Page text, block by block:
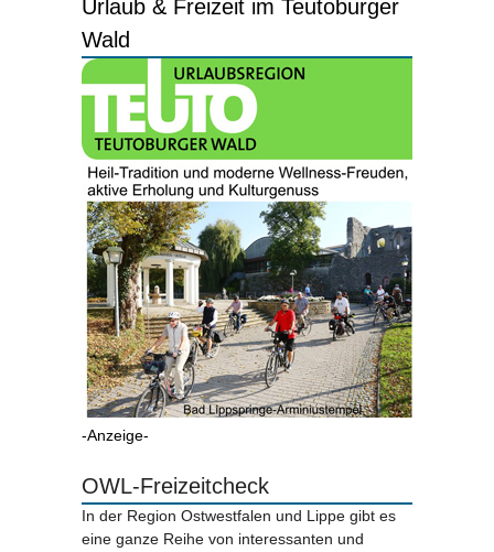
Urlaub & Freizeit im Teutoburger
Wald
-Anzeige-
OWL-Freizeitcheck
In der Region Ostwestfalen und Lippe gibt es
eine ganze Reihe von interessanten und